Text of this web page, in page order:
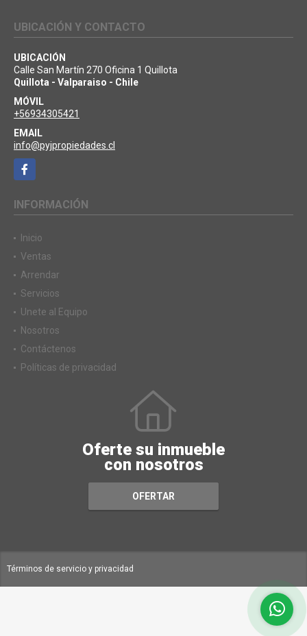
UBICACIÓN Y CONTACTO
UBICACIÓN
Calle San Martín 270 Oficina 1 Quillota
Quillota - Valparaiso - Chile
MÓVIL
+56934305421
EMAIL
info@pyjpropiedades.cl
Facebook
INFORMACIÓN
Inicio
Ventas
Arrendar
Servicios
Unete al Equipo
Nosotros
Contáctenos
Políticas de privacidad
Oferte su inmueble
con nosotros
OFERTAR
Términos de servicio y privacidad